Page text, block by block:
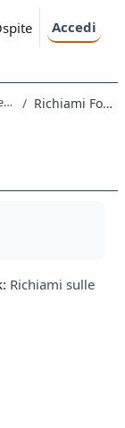
Accedi
Lezioni Richiami Fondazioni
Richiami sulle